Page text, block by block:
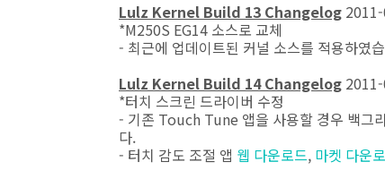
Lulz Kernel Build 13 Changelog
*M250S EG14 소스로 교체
- 최근에 업데이트된 커널 소스를 적용하였
Lulz Kernel Build 14 Changelog
*터치 스크린 드라이버 수정
- 기존 Touch Tune 앱을 사용할 경우 백그
다.
- 터치 감도 조절 앱 웹 다운로드, 마켓 다운